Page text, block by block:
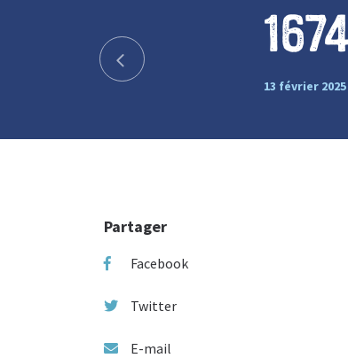
13 février 2025
Partager
Facebook
Twitter
E-mail